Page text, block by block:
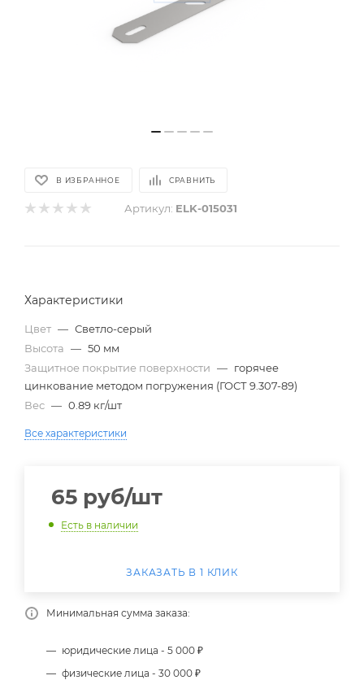
В ИЗБРАННОЕ СРАВНИТЬ
Артикул: ELK-015031
Характеристики
Цвет — Светло-серый
Высота — 50 мм
Защитное покрытие поверхности — горячее
цинкование методом погружения (ГОСТ 9.307-89)
Вес — 0.89 кг/шт
Все характеристики
65 руб/шт
Есть в наличии
ЗАКАЗАТЬ В 1 КЛИК
Минимальная сумма заказа:
юридические лица - 5 000 ₽
физические лица - 30 000 ₽